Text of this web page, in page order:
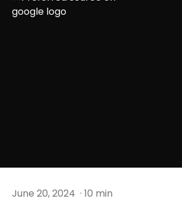
June 20, 2024 · 10 min